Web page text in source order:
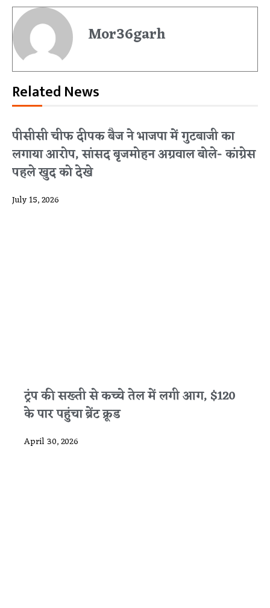
Mor36garh
Related News
पीसीसी चीफ दीपक बैज ने भाजपा में गुटबाजी का
लगाया आरोप, सांसद बृजमोहन अग्रवाल बोले- कांग्रेस
पहले खुद को देखे
July 15, 2026
ट्रंप की सख्ती से कच्चे तेल में लगी आग, $120
के पार पहुंचा ब्रेंट क्रूड
April 30, 2026